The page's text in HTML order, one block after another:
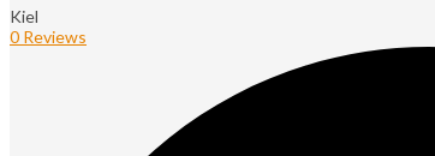
Kiel
0 Reviews